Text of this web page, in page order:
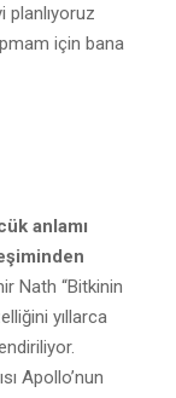
planlıyoruz
için bana
anlamı
Nath “Bitkinin
yıllarca
Apollo’nun